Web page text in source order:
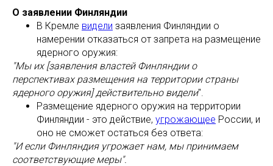
О заявлении Финляндии
В Кремле видели заявления Финляндии о
намерении отказаться от запрета на размещение
ядерного оружия:
"Мы их [заявления властей Финляндии о
перспективах размещения на территории страны
ядерного оружия] действительно видели".
Размещение ядерного оружия на территории
Финляндии - это действие, угрожающее России, и
оно не сможет остаться без ответа:
"И если Финляндия угрожает нам, мы принимаем
соответствующие меры".